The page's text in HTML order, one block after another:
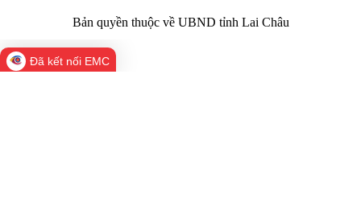
Bản quyền thuộc về UBND tỉnh Lai Châu
Đã kết nối EMC